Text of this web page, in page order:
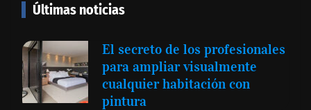
Últimas noticias
El secreto de los profesionales
para ampliar visualmente
cualquier habitación con
pintura